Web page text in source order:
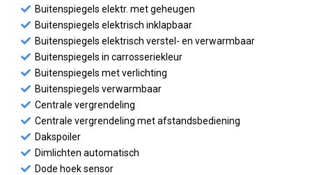
Buitenspiegels elektr. met geheugen
Buitenspiegels elektrisch inklapbaar
Buitenspiegels elektrisch verstel- en verwarmbaar
Buitenspiegels in carrosseriekleur
Buitenspiegels met verlichting
Buitenspiegels verwarmbaar
Centrale vergrendeling
Centrale vergrendeling met afstandsbediening
Dakspoiler
Dimlichten automatisch
Dode hoek sensor